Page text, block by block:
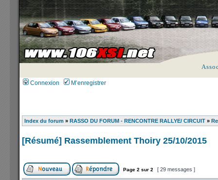
Connexion M’enregistrer
Index du forum » RASSO DU FORUM - RENCONTRE RALLYE/ CIRCUIT »
[Résumé] Rassemblement Thoiry 25/10/2015
Page 2 sur 2 [ 29 messages ]